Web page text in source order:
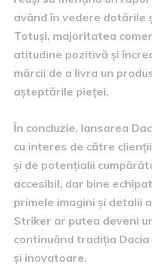
având în vedere dotările
Totuși, majoritatea
atitudine pozitivă și
mărcii de a livra un
așteptările pieței.
În concluzie, lansarea
cu interes de către
și de potențialii
accesibil, dar bine
primele imagini și detalii
Striker ar putea deveni
continuând tradiția
și inovatoare.